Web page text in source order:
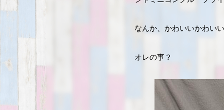
なんか、かわいいかわい
オレの事？